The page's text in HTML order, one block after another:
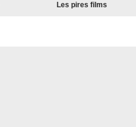
Les pires films